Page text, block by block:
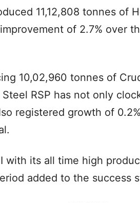
11,12,808 tonnes of
of 2.7% over
10,02,960 tonnes of
RSP has not only
registered growth of
with its all time high
added to the success